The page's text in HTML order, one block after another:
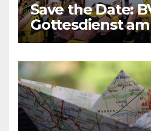
Save the Date:
Gottesdienst am
2026